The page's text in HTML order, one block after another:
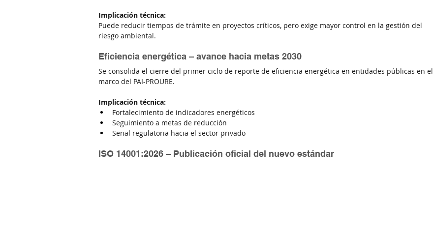
Implicación técnica:
Puede reducir tiempos de trámite en proyectos críticos, pero exige mayor control en la gestión del
riesgo ambiental.
Eficiencia energética – avance hacia metas 2030
Se consolida el cierre del primer ciclo de reporte de eficiencia energética en entidades públicas en el
marco del PAI-PROURE.
Implicación técnica:
Fortalecimiento de indicadores energéticos
Seguimiento a metas de reducción
Señal regulatoria hacia el sector privado
ISO 14001:2026 – Publicación oficial del nuevo estándar